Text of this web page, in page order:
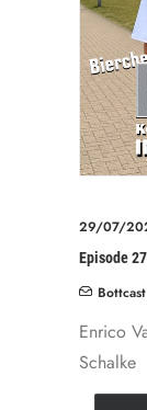
29/07/
Episode
Enrico
Schalke